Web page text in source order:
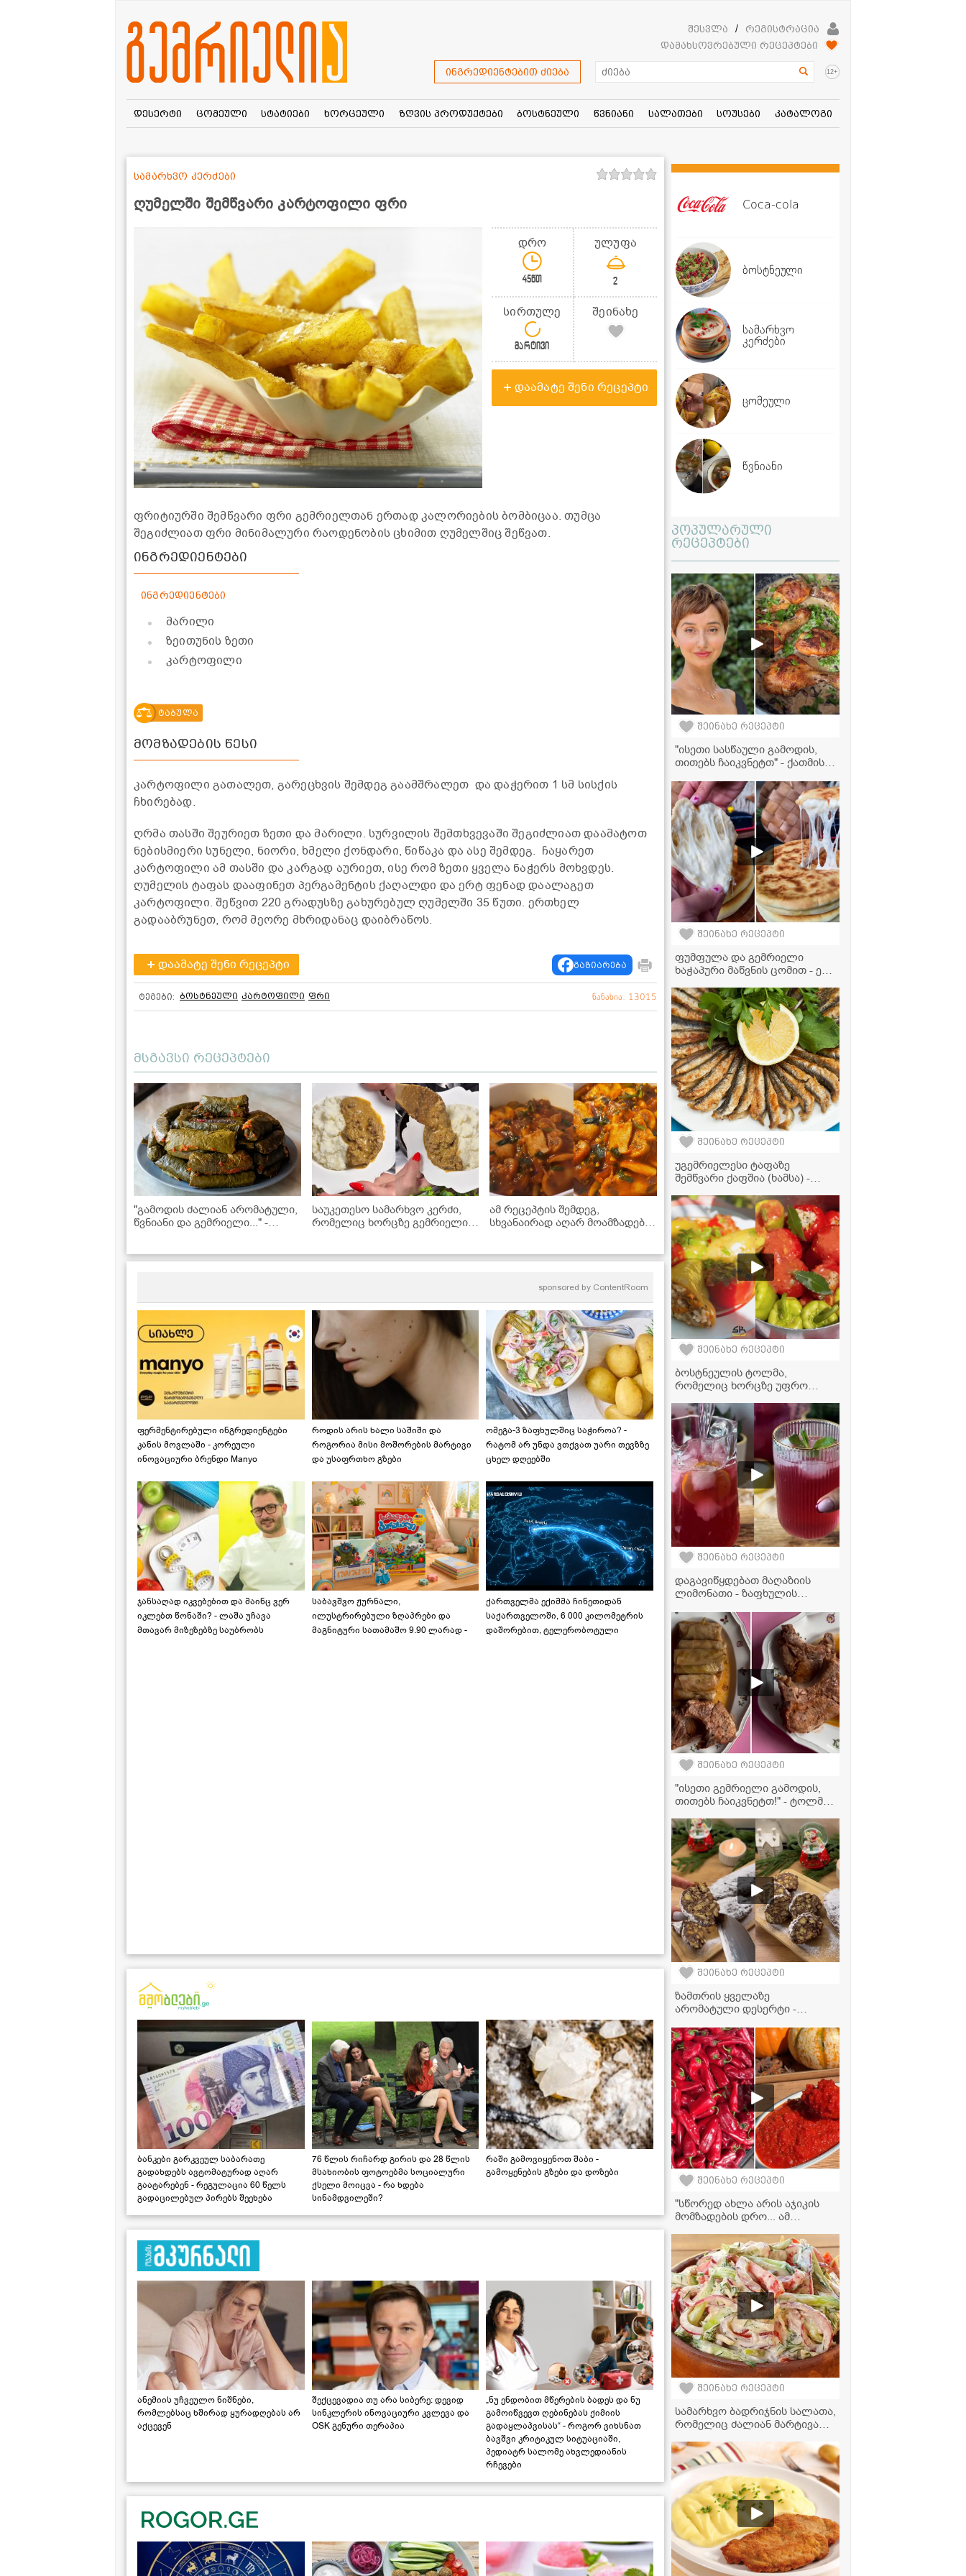
შესვლა /
რეგისტრაცია
დამახსოვრებული რეცეპტები
ინგრედიენტებით ძიება 12+
დესერტი ცომეული სტატიები ხორცეული ზღვის პროდუქტები ბოსტნეული წვნიანი სალათები სოუსები კატალოგი
ღუმელში შემწვარი კარტოფილი ფრი
სამარხვო კერძები
დრო
45წთ
ულუფა
2
სირთულე
მარტივი
შეინახე
დაამატე შენი რეცეპტი
ფრიტიურში შემწვარი ფრი გემრიელთან ერთად კალორიების ბომბიცაა. თუმცა
შეგიძლიათ ფრი მინიმალური რაოდენობის ცხიმით ღუმელშიც შეწვათ.
ინგრედიენტები
ინგრედიენტები
მარილი
ზეითუნის ზეთი
კარტოფილი
ტაბულა
მომზადების წესი
კარტოფილი გათალეთ, გარეცხვის შემდეგ გაამშრალეთ და დაჭერით 1 სმ სისქის
ჩხირებად.
ღრმა თასში შეურიეთ ზეთი და მარილი. სურვილის შემთხვევაში შეგიძლიათ დაამატოთ
ნებისმიერი სუნელი, ნიორი, ხმელი ქონდარი, წიწაკა და ასე შემდეგ. ჩაყარეთ
კარტოფილი ამ თასში და კარგად აურიეთ, ისე რომ ზეთი ყველა ნაჭერს მოხვდეს.
ღუმელის ტაფას დააფინეთ პერგამენტის ქაღალდი და ერტ ფენად დაალაგეთ
კარტოფილი. შეწვით 220 გრადუსზე გახურებულ ღუმელში 35 წუთი. ერთხელ
გადააბრუნეთ, რომ მეორე მხრიდანაც დაიბრაწოს.
დაამატე შენი რეცეპტი გაზიარება
ტეგები: ბოსტნეული კარტოფილი ფრი ნანახია: 13015
მსგავსი რეცეპტები
"გამოდის ძალიან არომატული,
წვნიანი და გემრიელი..." -
საუკეთესო სამარხვო კერძი,
რომელიც ხორცზე გემრიელია!
ამ რეცეპტის შემდეგ,
სხვანაირად აღარ მოამზადებთ!
sponsored by ContentRoom
ფერმენტირებული ინგრედიენტები
კანის მოვლაში - კორეული
ინოვაციური ბრენდი Manyo
როდის არის ხალი საშიში და
როგორია მისი მოშორების მარტივი
და უსაფრთხო გზები
ომეგა-3 ზაფხულშიც საჭიროა? -
რატომ არ უნდა ვთქვათ უარი თევზზე
ცხელ დღეებში
ჯანსაღად იკვებებით და მაინც ვერ
იკლებთ წონაში? - ლაშა უჩავა
მთავარ მიზეზებზე საუბრობს
საბავშვო ჟურნალი,
ილუსტრირებული ზღაპრები და
მაგნიტური სათამაშო 9.90 ლარად -
ქართველმა ექიმმა ჩინეთიდან
საქართველოში, 6 000 კილომეტრის
დაშორებით, ტელერობოტული
ბანკები გარკვეულ საბარათე
გადახდებს ავტომატურად აღარ
გაატარებენ - რეგულაცია 60 წელს
გადაცილებულ პირებს შეეხება
76 წლის რიჩარდ გირის და 28 წლის
მსახიობის ფოტოებმა სოციალური
ქსელი მოიცვა - რა ხდება
სინამდვილეში?
რაში გამოვიყენოთ შაბი -
გამოყენების გზები და დოზები
ანემიის უჩვეულო ნიშნები,
რომლებსაც ხშირად ყურადღებას არ
აქცევენ
შექცევადია თუ არა სიბერე: დევიდ
სინკლერის ინოვაციური კვლევა და
OSK გენური თერაპია
„ნუ ენდობით მწერების ბადეს და ნუ
გამოიწვევთ ღებინებას ქიმიის
გადაყლაპვისას“ - როგორ ვიხსნათ
ბავშვი კრიტიკულ სიტუაციაში,
პედიატრ სალომე ახვლედიანის
რჩევები
Coca-cola
ბოსტნეული
სამარხვო
კერძები
ცომეული
წვნიანი
პოპულარული
რეცეპტები
შეინახე რეცეპტი
"ისეთი სასწაული გამოდის,
თითებს ჩაიკვნეტთ" - ქათმის
ნაღების სოუსში
შეინახე რეცეპტი
ფუმფულა და გემრიელი
ხაჭაპური მაწვნის ცომით - ეს
გახდება!
შეინახე რეცეპტი
უგემრიელესი ტაფაზე
შემწვარი ქაფშია (ხამსა) -
რეცეპტი
შეინახე რეცეპტი
ბოსტნეულის ტოლმა,
რომელიც ხორცზე უფრო
და მარტივი რეცეპტი
შეინახე რეცეპტი
დაგავიწყდებათ მაღაზიის
ლიმონათი - ზაფხულის
სასმელი რეჰანით!
შეინახე რეცეპტი
"ისეთი გემრიელი გამოდის,
თითებს ჩაიკვნეტთ!" - ტოლმა
შეინახე რეცეპტი
ზამთრის ყველაზე
არომატული დესერტი -
ფორთოხლის ცედრით
შეინახე რეცეპტი
"სწორედ ახლა არის აჯიკის
მომზადების დრო... ამ
ხასხასა და გემრიელი" - აჯიკა
ჭარხლით
შეინახე რეცეპტი
სამარხვო ბადრიჯნის სალათა,
რომელიც ძალიან მარტივად
უგემრიელესია